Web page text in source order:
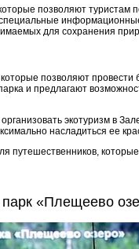
позволяют туристам
для сохранения
позволяют
и предлагают
экотуризм в
насладиться ее
путешественников,
«Плещеево